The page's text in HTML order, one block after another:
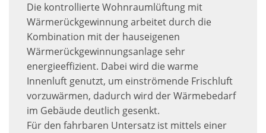
Die kontrollierte Wohnraumlüftung mit
Wärmerückgewinnung arbeitet durch die
Kombination mit der hauseigenen
Wärmerückgewinnungsanlage sehr
energieeffizient. Dabei wird die warme
Innenluft genutzt, um einströmende Frischluft
vorzuwärmen, dadurch wird der Wärmebedarf
im Gebäude deutlich gesenkt.
Für den fahrbaren Untersatz ist mittels einer